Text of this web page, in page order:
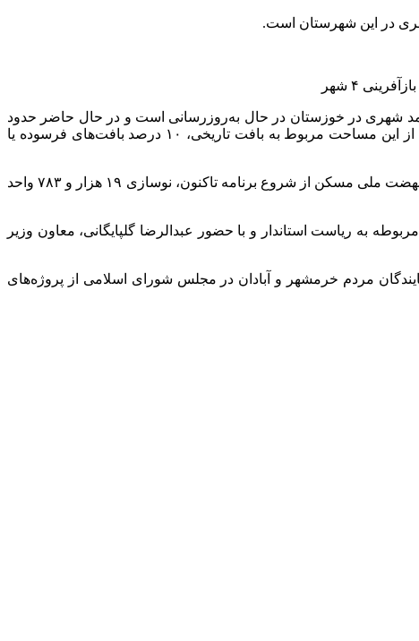
در این شهرستان است.
شهری در خوزستان در حال به‌روزرسانی است و در حال حاضر حدود
۱۷ هزار هکتار بافت ناکارآمد شهری در خوزستان وجود دارد که ۲۴ درصد مساحت شهرهای خوزستان را تشکیل داده است که ۴ درصد از این مساحت مربوط به بافت تاریخی، ۱۰ درصد بافت‌های فرسوده یا
مدیرکل راه و شهرسازی خوزستان خاطرنشان کرد: با توجه به سیاست‌های قانون جهش تولید مسکن و مجموعه ساخت‌وسازهای بخش نهضت ملی مسکن از شروع برنامه تاکنون، نوسازی ۱۹ هزار و ۷۸۳ واحد
به ریاست استاندار و با حضور عبدالرضا گلپایگانی، معاون وزیر
مردم خرمشهر و آبادان در مجلس شورای اسلامی از پروژه‌های